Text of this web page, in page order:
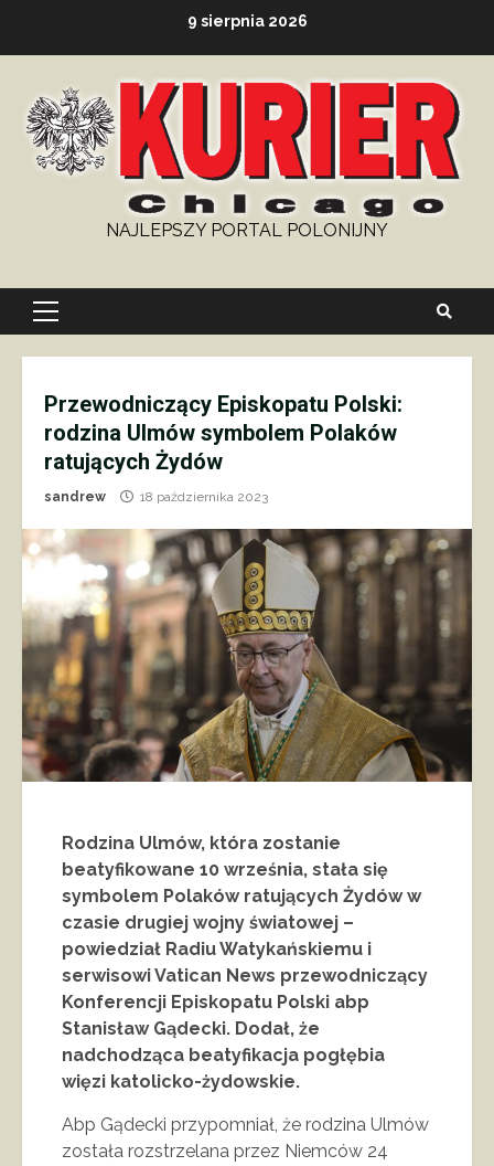
9 sierpnia 2026
NAJLEPSZY PORTAL POLONIJNY
Primary
Przewodniczący Episkopatu Polski:
rodzina Ulmów symbolem Polaków
ratujących Żydów
sandrew 18 października 2023
Rodzina Ulmów, która zostanie
beatyfikowane 10 września, stała się
symbolem Polaków ratujących Żydów w
czasie drugiej wojny światowej –
powiedział Radiu Watykańskiemu i
serwisowi Vatican News przewodniczący
Konferencji Episkopatu Polski abp
Stanisław Gądecki. Dodał, że
nadchodząca beatyfikacja pogłębia
więzi katolicko-żydowskie.
Abp Gądecki przypomniał, że rodzina Ulmów
została rozstrzelana przez Niemców 24